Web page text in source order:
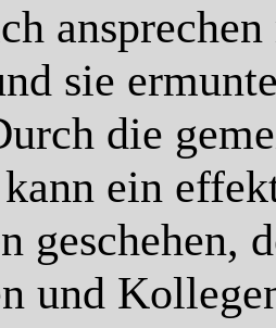
sie
die
ein
geschehen,
und